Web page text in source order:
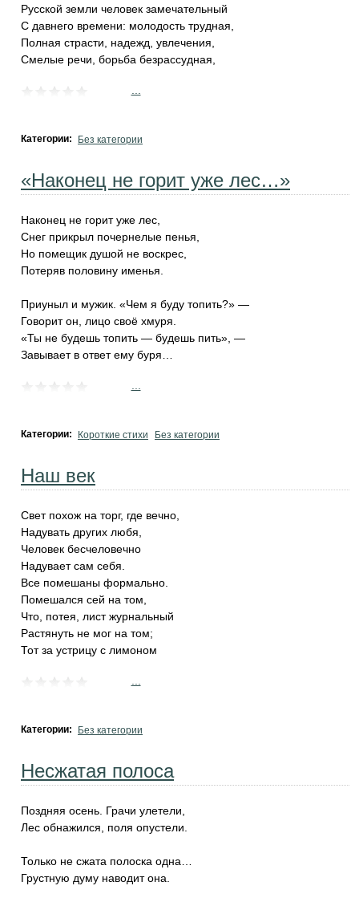
Русской земли человек замечательный
С давнего времени: молодость трудная,
Полная страсти, надежд, увлечения,
Смелые речи, борьба безрассудная,
Категории: Без категории
«Наконец не горит уже лес…»
Наконец не горит уже лес,
Снег прикрыл почернелые пенья,
Но помещик душой не воскрес,
Потеряв половину именья.
Приуныл и мужик. «Чем я буду топить?» —
Говорит он, лицо своё хмуря.
«Ты не будешь топить — будешь пить», —
Завывает в ответ ему буря…
Категории: Короткие стихи Без категории
Наш век
Свет похож на торг, где вечно,
Надувать других любя,
Человек бесчеловечно
Надувает сам себя.
Все помешаны формально.
Помешался сей на том,
Что, потея, лист журнальный
Растянуть не мог на том;
Тот за устрицу с лимоном
Категории: Без категории
Несжатая полоса
Поздняя осень. Грачи улетели,
Лес обнажился, поля опустели.
Только не сжата полоска одна…
Грустную думу наводит она.